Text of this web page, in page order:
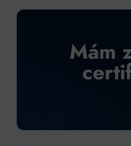
Mám